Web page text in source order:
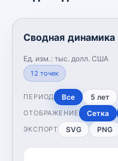
Сводная
Ед. изм.: тыс. долл. США
12 точек
ПЕРИОД Все 5 лет
ОТОБРАЖЕНИЕ Сетка
ЭКСПОРТ SVG PNG